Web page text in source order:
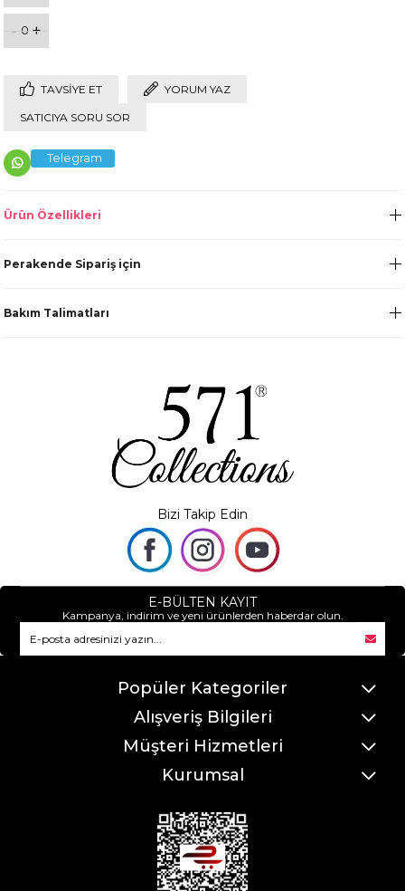
- 0 +
TAVSIYE ET YORUM YAZ
SATICIYA SORU SOR
Telegram
Ürün Özellikleri
Perakende Sipariş için
Bakım Talimatları
Bizi Takip Edin
E-BÜLTEN KAYIT
Kampanya, indirim ve yeni ürünlerden haberdar olun.
Popüler Kategoriler
Alışveriş Bilgileri
Müşteri Hizmetleri
Kurumsal